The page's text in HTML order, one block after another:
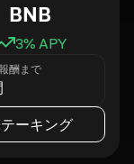
BNB
3% APY
酬まで
ーキング